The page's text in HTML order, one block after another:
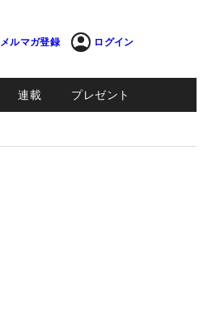
メルマガ登録 ログイン
連載 プレゼント